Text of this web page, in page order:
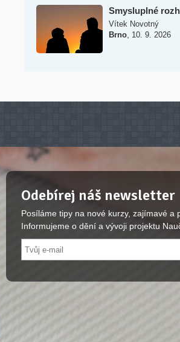
Smysluplné
Vítek Novotný
Brno 10. 9. 2026
Odebírej náš newsletter
Posíláme tipy na nové kurzy, zajímavé a
Informujeme o dění a vývoji projektu